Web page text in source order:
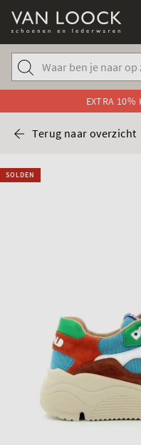
EXTRA 10%
Terug naar overzicht
SOLDEN